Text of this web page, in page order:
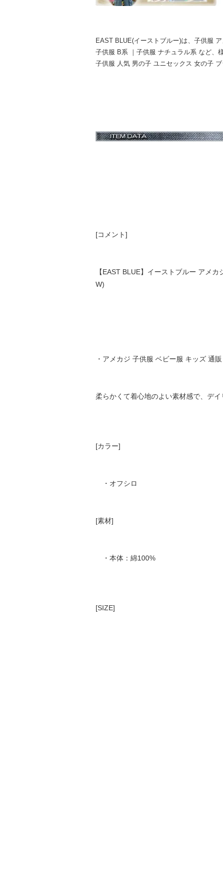
EAST BLUE(イーストブルー)は、子供服
子供服 B系 ｜子供服 ナチュラル系 など、
子供服 人気 男の子 ユニセックス 女の子
[コメント]
【EAST BLUE】イーストブルー アメ
W)
・アメカジ 子供服 ベビー服 キッズ 通
柔らかくて着心地のよい素材感で、デ
[カラー]
・オフシロ
[素材]
・本体：綿100%
[SIZE]